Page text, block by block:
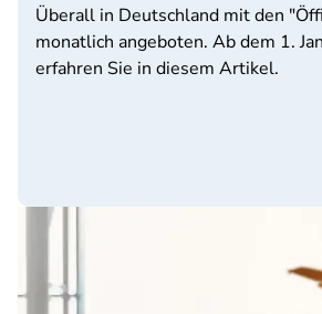
Überall in Deutschland mit den
monatlich angeboten. Ab dem 1.
erfahren Sie in diesem Artikel.